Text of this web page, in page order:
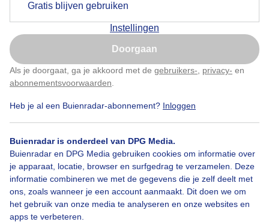
Gratis blijven gebruiken
Instellingen
Doorgaan
Als je doorgaat, ga je akkoord met de gebruikers- privacy- en
abonnementsvoorwaarden
Heb je al een Buienradar-abonnement? Inloggen
Buienradar is onderdeel van DPG Media.
Buienradar en DPG Media gebruiken cookies om informatie over
je apparaat, locatie, browser en surfgedrag te verzamelen. Deze
informatie combineren we met de gegevens die je zelf deelt met
ons, zoals wanneer je een account aanmaakt. Dit doen we om
het gebruik van onze media te analyseren en onze websites en
apps te verbeteren.
Door: Burry van den Brink Gemaakt: 16-06-2026, 44x bekeken
Zon Wolken
Bekijk slideshow
Nu niet, misschien later
Klik hierom dit aan te passen